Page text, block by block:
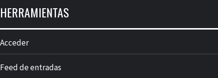
HERRAMIENTAS
Acceder
Feed de entradas